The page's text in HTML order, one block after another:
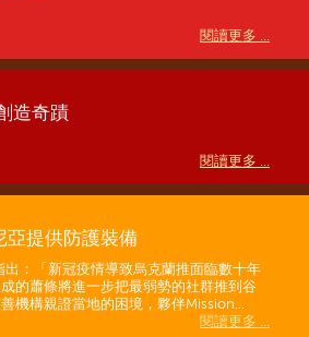
閱讀更多 ...
造奇蹟
閱讀更多 ...
亞提供防護裝備
：「新冠疫情導致烏克蘭推面臨數十年
的蕭條將進一步把最弱勢的社群推到谷
機構親證當地的困境，夥伴Mission...
閱讀更多 ...